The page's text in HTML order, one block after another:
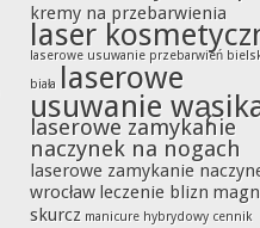
kremy na przebarwienia
laser
laserowe usuwanie przebarwień
biała laserowe
usuwanie
laserowe zamykanie
naczynek na nogach
laserowe zamykanie
wrocław leczenie blizn
skurcz manicure hybrydowy cennik